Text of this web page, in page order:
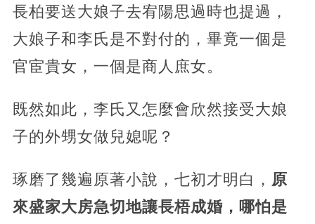
長柏要送大娘子去宥陽思過時也提過，
大娘子和李氏是不對付的，畢竟一個是
官宦貴女，一個是商人庶女。
既然如此，李氏又怎麼會欣然接受大娘
子的外甥女做兒媳呢？
琢磨了幾遍原著小說，七初才明白， 原
來盛家大房急切地讓長梧成婚，哪怕是